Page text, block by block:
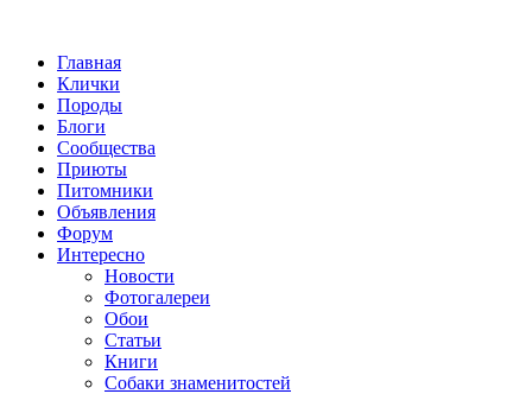
Главная
Клички
Породы
Блоги
Сообщества
Приюты
Питомники
Объявления
Форум
Интересно
Новости
Фотогалереи
Обои
Статьи
Книги
Собаки знаменитостей